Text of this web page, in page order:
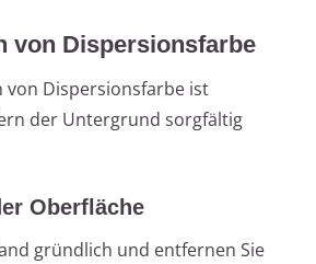
von Dispersionsfarbe
von Dispersionsfarbe ist
der Untergrund sorgfältig
Oberfläche
gründlich und entfernen Sie